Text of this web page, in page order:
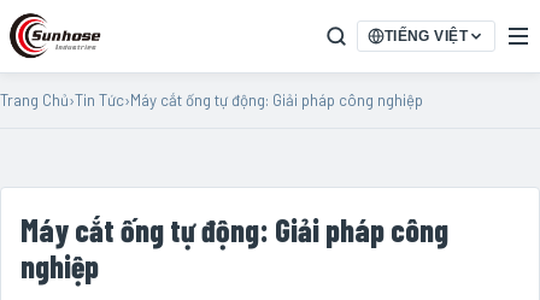
TIẾNG VIỆT
Trang Chủ›Tin Tức›Máy cắt ống tự động: Giải pháp công nghiệp
Máy cắt ống tự động: Giải pháp công
nghiệp